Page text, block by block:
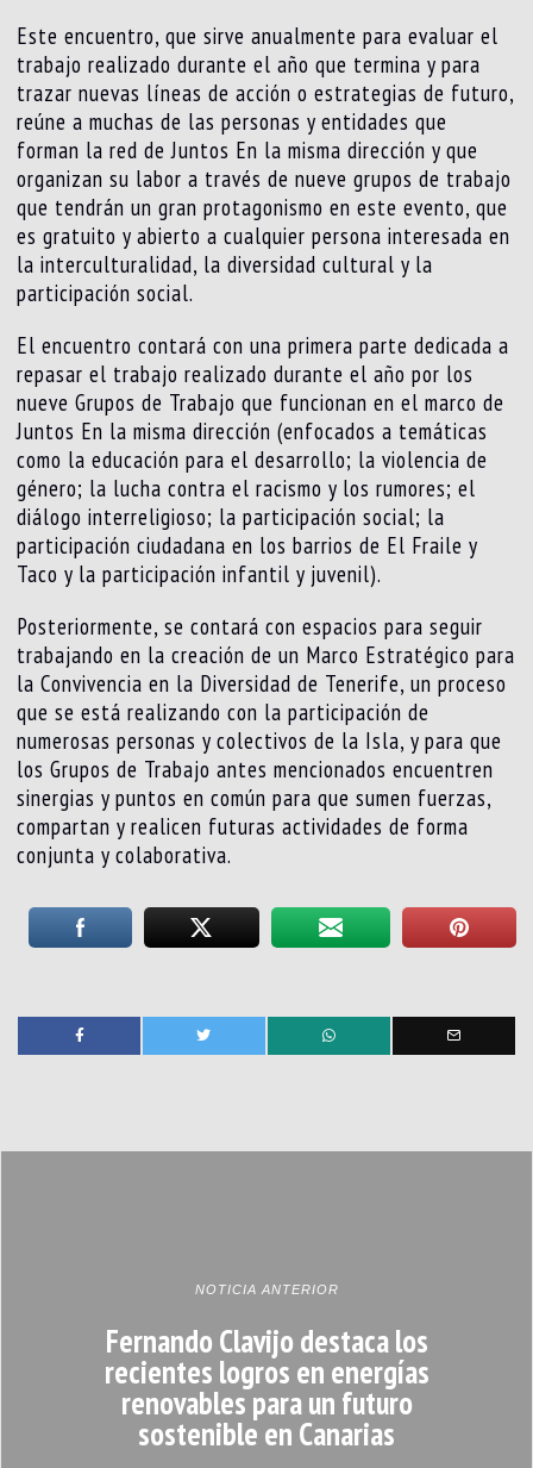
Este encuentro, que sirve anualmente para evaluar el
trabajo realizado durante el año que termina y para
trazar nuevas líneas de acción o estrategias de futuro,
reúne a muchas de las personas y entidades que
forman la red de Juntos En la misma dirección y que
organizan su labor a través de nueve grupos de trabajo
que tendrán un gran protagonismo en este evento, que
es gratuito y abierto a cualquier persona interesada en
la interculturalidad, la diversidad cultural y la
participación social.
El encuentro contará con una primera parte dedicada a
repasar el trabajo realizado durante el año por los
nueve Grupos de Trabajo que funcionan en el marco de
Juntos En la misma dirección (enfocados a temáticas
como la educación para el desarrollo; la violencia de
género; la lucha contra el racismo y los rumores; el
diálogo interreligioso; la participación social; la
participación ciudadana en los barrios de El Fraile y
Taco y la participación infantil y juvenil).
Posteriormente, se contará con espacios para seguir
trabajando en la creación de un Marco Estratégico para
la Convivencia en la Diversidad de Tenerife, un proceso
que se está realizando con la participación de
numerosas personas y colectivos de la Isla, y para que
los Grupos de Trabajo antes mencionados encuentren
sinergias y puntos en común para que sumen fuerzas,
compartan y realicen futuras actividades de forma
conjunta y colaborativa.
NOTICIA ANTERIOR
Fernando Clavijo destaca los
recientes logros en energías
renovables para un futuro
sostenible en Canarias